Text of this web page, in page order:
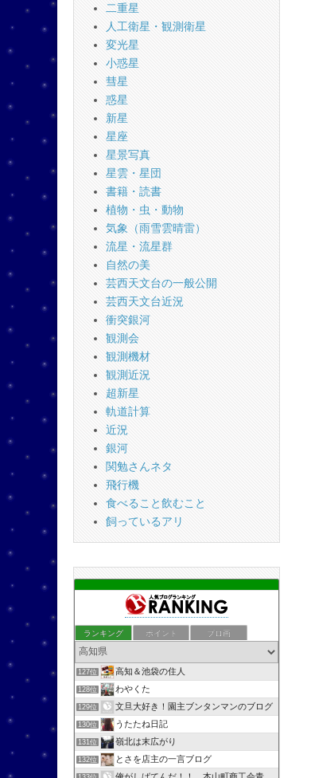
二重星
人工衛星・観測衛星
変光星
小惑星
彗星
惑星
新星
星座
星景写真
星雲・星団
書籍・読書
植物・虫・動物
気象（雨雪雲晴雷）
流星・流星群
自然の美
芸西天文台の一般公開
芸西天文台近況
衝突銀河
観測会
観測機材
観測近況
超新星
軌道計算
近況
銀河
関勉さんネタ
飛行機
食べること飲むこと
飼っているアリ
ランキング ポイント ブロ画
127位 高知＆池袋の住人
128位 わやくた
129位 文旦大好き！園主ブンタンマンのブログ
130位 うたたね日記
131位 嶺北は末広がり
132位 とさを店主の一言ブログ